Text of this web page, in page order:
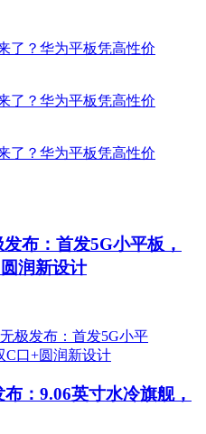
布：首发5G小平板，
润新设计
：9.06英寸水冷旗舰，